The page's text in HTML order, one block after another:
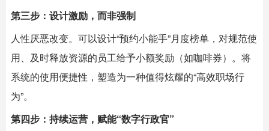
第三步：设计激励，而非强制
人性厌恶改变。可以设计“预约小能手”月度榜单，对规范使
用、及时释放资源的员工给予小额奖励（如咖啡券）。将
系统的使用便捷性，塑造为一种值得炫耀的“高效职场行
为”。
第四步：持续运营，赋能“数字行政官”